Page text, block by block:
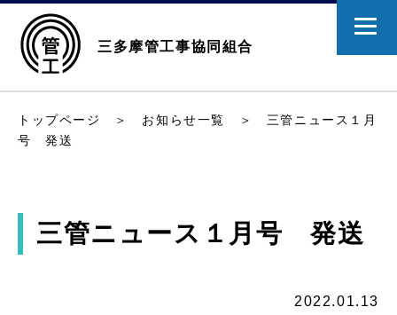
三多摩管工事協同組合
トップページ ＞ お知らせ一覧
＞ 三管ニュース１月
号 発送
三管ニュース１月号 発送
2022.01.13